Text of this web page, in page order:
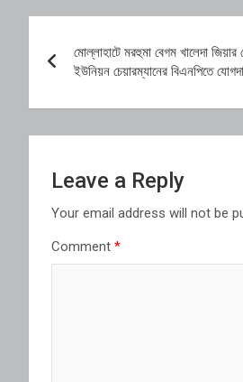
navigation
মোল্লাহাটে মরহুমা বেগম খালেদা
ইউনিয়ন চেয়ারম্যানের বিএনপিতে
Leave a Reply
Your email address will not be
Comment *